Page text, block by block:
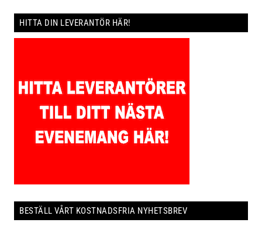
HITTA DIN LEVERANTÖR HÄR!
BESTÄLL VÅRT KOSTNADSFRIA NYHETSBREV